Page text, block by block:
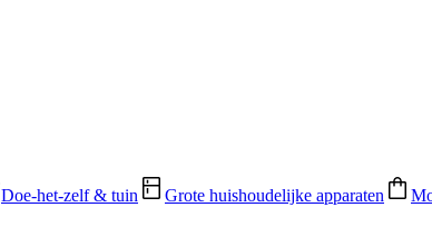
Doe-het-zelf & tuin Grote huishoudelijke apparaten